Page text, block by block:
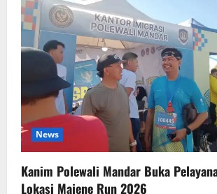
News
Kanim Polewali Mandar Buka
Lokasi Majene Run 2026